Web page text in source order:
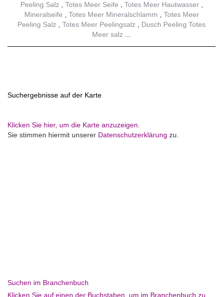
Peeling Salz
Totes Meer Seife
Totes Meer Hautwasser
Mineralseife
Totes Meer Mineralschlamm
Totes Meer
Peeling Salz
Totes Meer Peelingsalz
Dusch Peeling Totes
Meer salz
Suchergebnisse auf der Karte
Klicken Sie hier, um die Karte anzuzeigen.
Sie stimmen hiermit unserer Datenschutzerklärung zu.
Suchen im Branchenbuch
Klicken Sie auf einen der Buchstaben, um im Branchenbuch zu